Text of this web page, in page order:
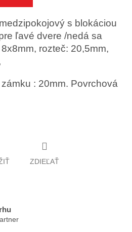
s blokáciou
ľavé dvere /nedá sa
rozteč: 20,5mm,
: 20mm. Povrchová
ZDIEĽAŤ